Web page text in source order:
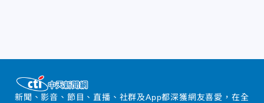
新聞、影音、節目、直播、社群及App都深獲網友喜愛，在全